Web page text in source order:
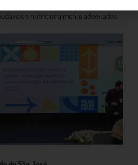
e nutricionalmente adequados.